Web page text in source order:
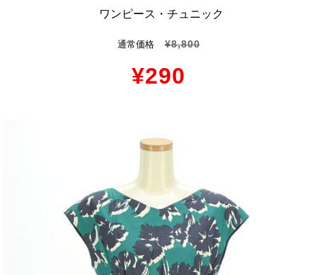
ワンピース・チュニック
通常価格 ¥8,800
¥290